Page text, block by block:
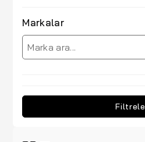
Markalar
Filtrele